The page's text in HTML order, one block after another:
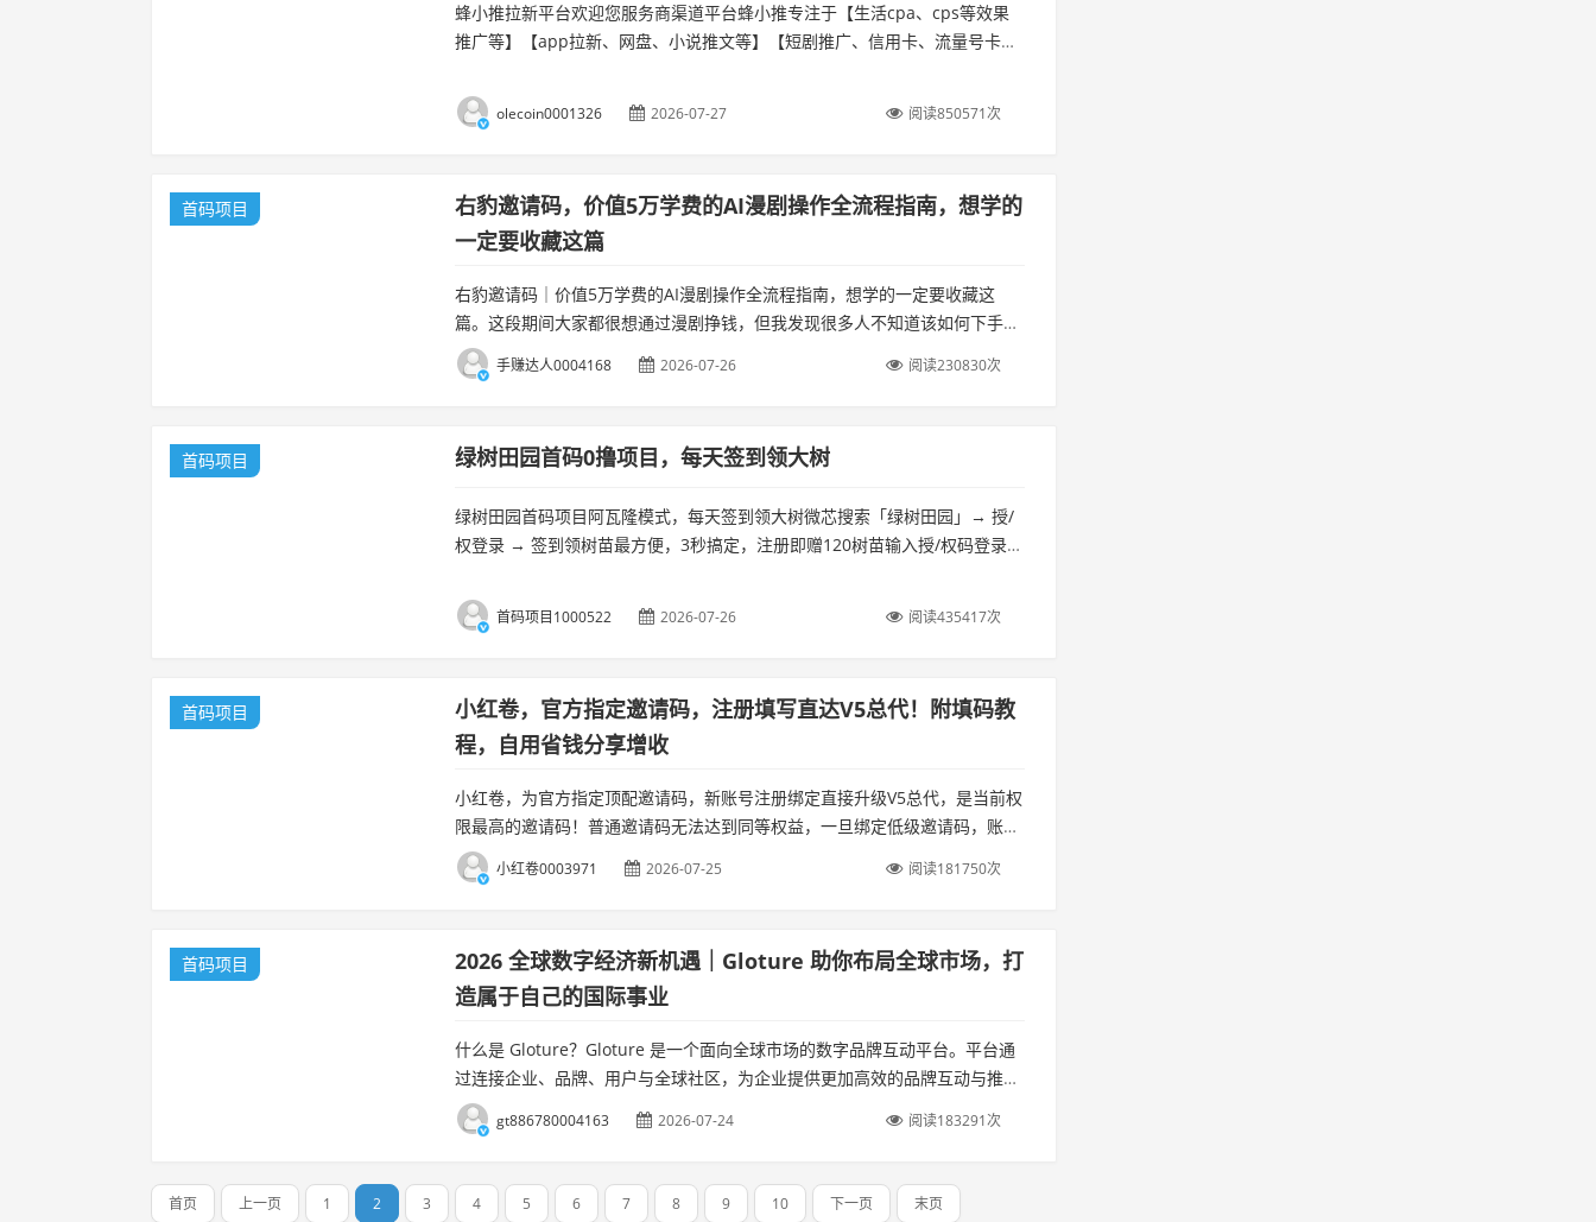
蜂小推拉新平台欢迎您服务商渠道平台蜂小推专注于【生活cpa、cps等效果
推广等】【app拉新、网盘、小说推文等】【短剧推广、信用卡、流量号卡推
金统...
olecoin0001326 2026-07-27 阅读850571次
首码项目
右豹邀请码，价值5万学费的AI漫剧操作全流程指南，想学的
一定要收藏这篇
右豹邀请码｜价值5万学费的AI漫剧操作全流程指南，想学的一定要收藏这
篇。这段期间大家都很想通过漫剧挣钱，但我发现很多人不知道该如何下手，
不清楚从制作到变现的全过程。这篇文章建议大家先收藏。...
手赚达人0004168 2026-07-26 阅读230830次
首码项目 绿树田园首码0撸项目，每天签到领大树
绿树田园首码项目阿瓦隆模式，每天签到领大树微芯搜索「绿树田园」→ 授/
权登录 → 签到领树苗最方便，3秒搞定，注册即赠120树苗输入授/权码登录功
首码项目1000522 2026-07-26 阅读435417次
首码项目
小红卷，官方指定邀请码，注册填写直达V5总代！附填码教
程，自用省钱分享增收
小红卷，为官方指定顶配邀请码，新账号注册绑定直接升级V5总代，是当前权
限最高的邀请码！普通邀请码无法达到同等权益，一旦绑定低级邀请码，账号
后期升级慢，新手务必重视。一、邀请码保姆级填写步骤。...
小红卷0003971 2026-07-25 阅读181750次
首码项目
2026 全球数字经济新机遇｜Gloture 助你布局全球市场，打
造属于自己的国际事业
什么是 Gloture？Gloture 是一个面向全球市场的数字品牌互动平台。平台通
过连接企业、品牌、用户与全球社区，为企业提供更加高效的品牌互动与推广
服务，同时也为全球会员打造一个长期发展的数字商业生态。...
gt886780004163 2026-07-24 阅读183291次
首页 上一页 1 2 3 4 5 6 7 8 9 10 下一页 末页